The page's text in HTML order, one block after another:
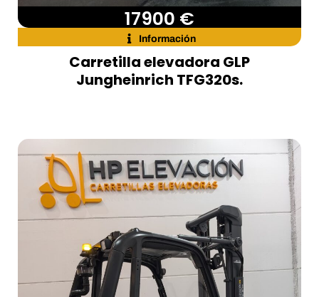
17900 €
Información
Carretilla elevadora GLP
Jungheinrich TFG320s.